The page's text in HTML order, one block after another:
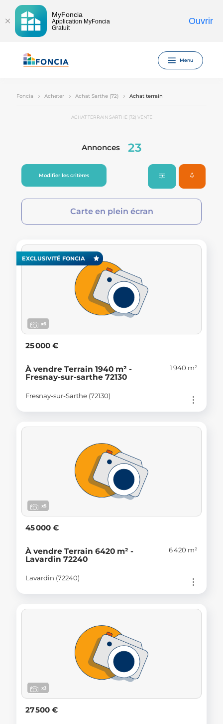
MyFoncia
Application MyFoncia
Gratuit
Ouvrir
Menu
Foncia Acheter Achat Sarthe (72) Achat terrain
ACHAT TERRAIN SARTHE (72) VENTE
Annonces 23
Modifier les critères
Carte en plein écran
EXCLUSIVITÉ FONCIA
x6
25 000 €
À vendre Terrain 1940 m² -
Fresnay-sur-sarthe 72130
1 940 m²
Fresnay-sur-Sarthe (72130)
x5
45 000 €
À vendre Terrain 6420 m² -
Lavardin 72240
6 420 m²
Lavardin (72240)
x3
27 500 €